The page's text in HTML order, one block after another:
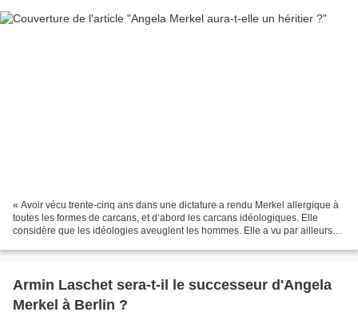
« Avoir vécu trente-cinq ans dans une dictature a rendu Merkel allergique à
toutes les formes de carcans, et d‘abord les carcans idéologiques. Elle
considère que les idéologies aveuglent les hommes. Elle a vu par ailleurs
Armin Laschet sera-t-il le successeur d'Angela
Merkel à Berlin ?